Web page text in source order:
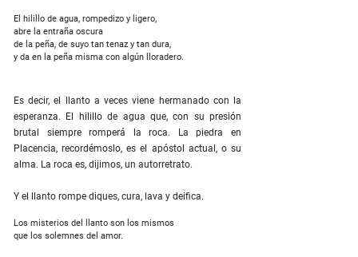
El hilillo de agua, rompedizo y ligero,
abre la entraña oscura
de la peña, de suyo tan tenaz y tan dura,
y da en la peña misma con algún lloradero.
Es decir, el llanto a veces viene hermanado con la
esperanza. El hilillo de agua que, con su presión
brutal siempre romperá la roca. La piedra en
Placencia, recordémoslo, es el apóstol actual, o su
alma. La roca es, dijimos, un autorretrato.
Y el llanto rompe diques, cura, lava y deifica.
Los misterios del llanto son los mismos
que los solemnes del amor.